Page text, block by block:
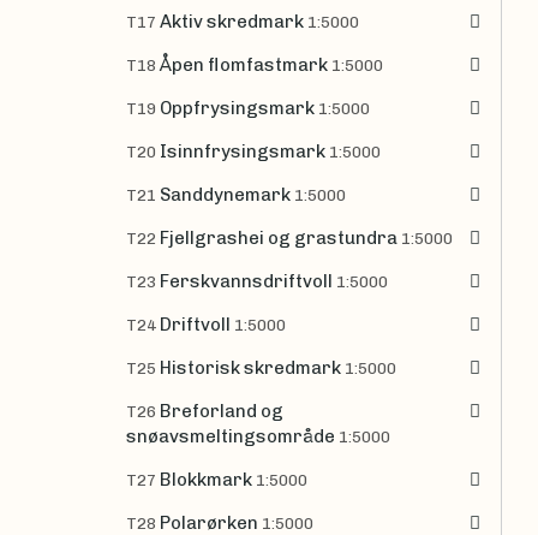
T17 Aktiv skredmark 1:5000
T18 Åpen flomfastmark 1:5000
T19 Oppfrysingsmark 1:5000
T20 Isinnfrysingsmark 1:5000
T21 Sanddynemark 1:5000
T22 Fjellgrashei og grastundra 1:5000
T23 Ferskvannsdriftvoll 1:5000
T24 Driftvoll 1:5000
T25 Historisk skredmark 1:5000
T26 Breforland og
snøavsmeltingsområde 1:5000
T27 Blokkmark 1:5000
T28 Polarørken 1:5000